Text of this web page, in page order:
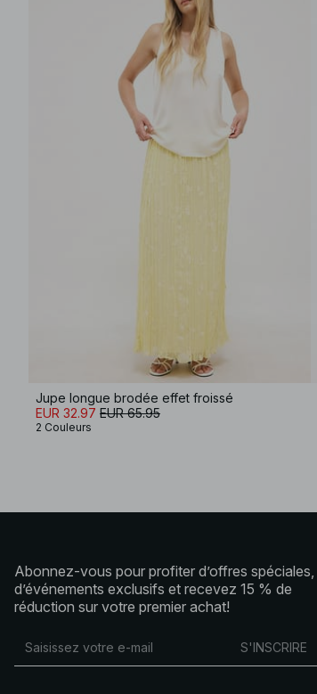
Jupe longue brodée effet froissé
EUR 32.97 EUR 65.95
2 Couleurs
Abonnez-vous pour profiter d’offres spéciales,
d’événements exclusifs et recevez 15 % de
réduction sur votre premier achat!
S'INSCRIRE